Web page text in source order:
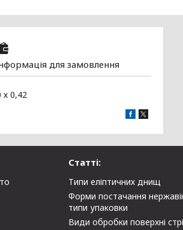
для замовлення
х 0,42
Статті:
Типи еліптичних днищ
Форми постачання
типи упаковки
Види обробки поверхні